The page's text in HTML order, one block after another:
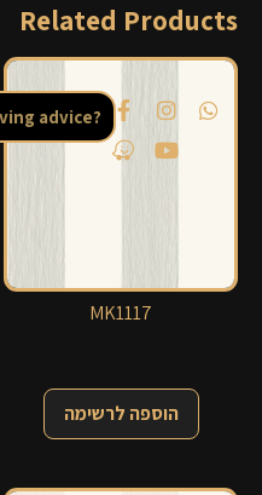
Related Products
MK1117
הוספה לרשימה
advice?